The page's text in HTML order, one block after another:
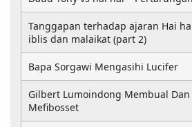
Tanggapan terhadap ajaran Hai
iblis dan malaikat (part 2)
Bapa Sorgawi Mengasihi Lucifer
Gilbert Lumoindong Membual
Mefibosset